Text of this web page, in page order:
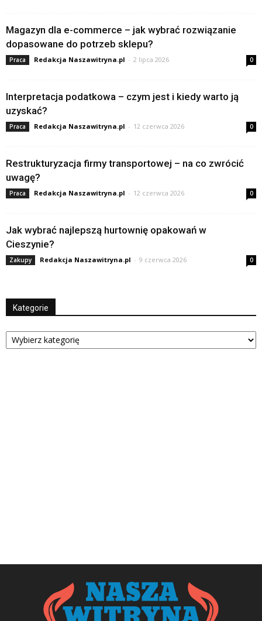
Magazyn dla e-commerce – jak wybrać rozwiązanie
dopasowane do potrzeb sklepu?
Praca Redakcja Naszawitryna.pl - 2 lipca 2026 0
Interpretacja podatkowa – czym jest i kiedy warto ją
uzyskać?
Praca Redakcja Naszawitryna.pl - 12 czerwca 2026 0
Restrukturyzacja firmy transportowej – na co zwrócić
uwagę?
Praca Redakcja Naszawitryna.pl - 12 czerwca 2026 0
Jak wybrać najlepszą hurtownię opakowań w
Cieszynie?
Zakupy Redakcja Naszawitryna.pl - 9 czerwca 2026 0
Kategorie
Kategorie